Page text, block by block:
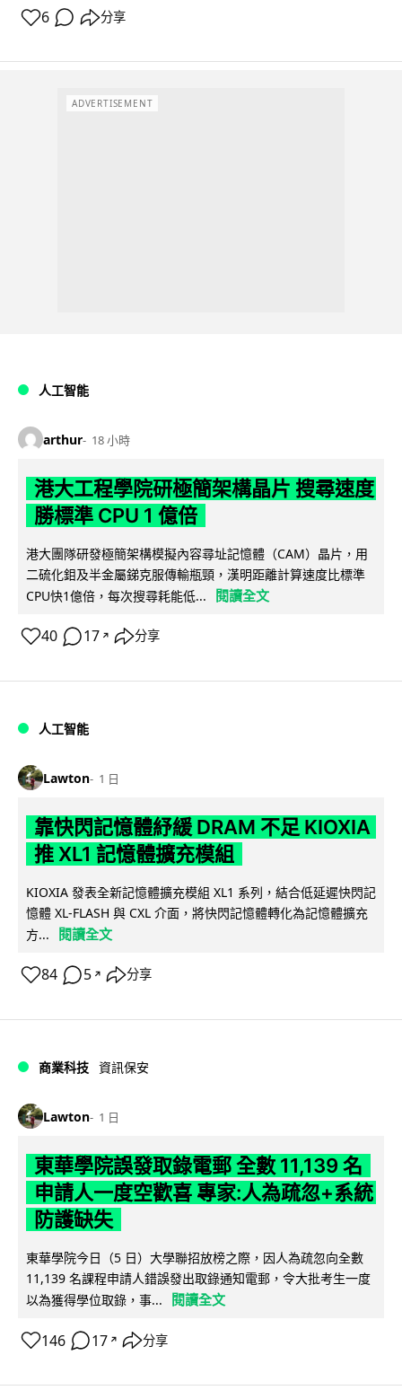
6 分享
ADVERTISEMENT
人工智能
arthur 18 小時
港大工程學院研極簡架構晶片 搜尋速度
勝標準 CPU 1 億倍
港大團隊研發極簡架構模擬內容尋址記憶體（CAM）晶片，用
二硫化鉬及半金屬銻克服傳輸瓶頸，漢明距離計算速度比標準
CPU快1億倍，每次搜尋耗能低...
閱讀全文
40 17 ↗ 分享
人工智能
Lawton 1 日
靠快閃記憶體紓緩 DRAM 不足 KIOXIA
推 XL1 記憶體擴充模組
KIOXIA 發表全新記憶體擴充模組 XL1 系列，結合低延遲快閃記
憶體 XL-FLASH 與 CXL 介面，將快閃記憶體轉化為記憶體擴充
方...
閱讀全文
84 5 ↗ 分享
商業科技 資訊保安
Lawton 1 日
東華學院誤發取錄電郵 全數 11,139 名
申請人一度空歡喜 專家:人為疏忽+系統
防護缺失
東華學院今日（5 日）大學聯招放榜之際，因人為疏忽向全數
11,139 名課程申請人錯誤發出取錄通知電郵，令大批考生一度
以為獲得學位取錄，事...
閱讀全文
146 17 ↗ 分享